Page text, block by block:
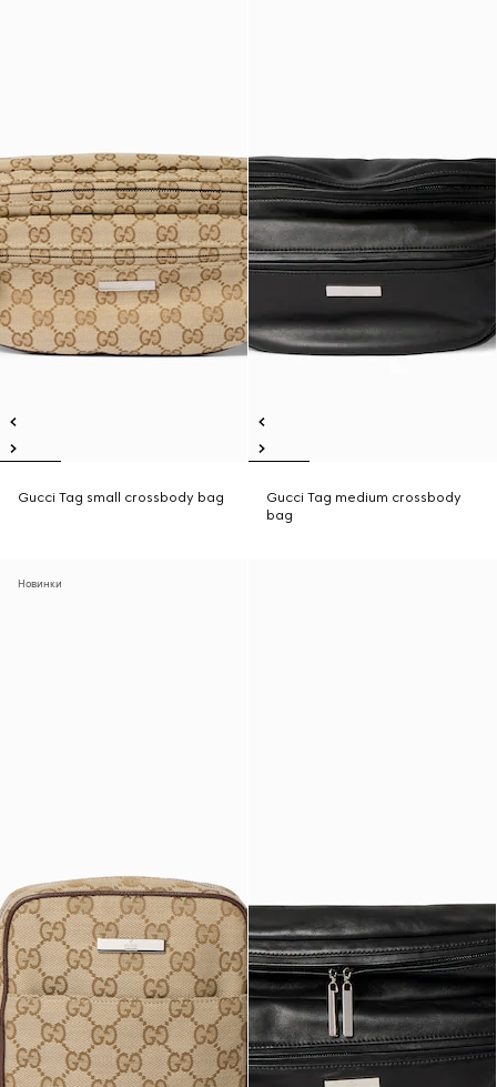
Gucci Tag small crossbody bag
Gucci Tag medium crossbody
bag
Новинки